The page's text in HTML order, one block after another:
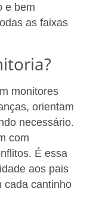
e bem
as faixas
monitores
orientam
necessário.
com
É essa
aos pais
cada cantinho